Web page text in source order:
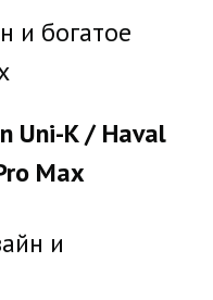
и богатое
Uni-K / Haval
Max
и